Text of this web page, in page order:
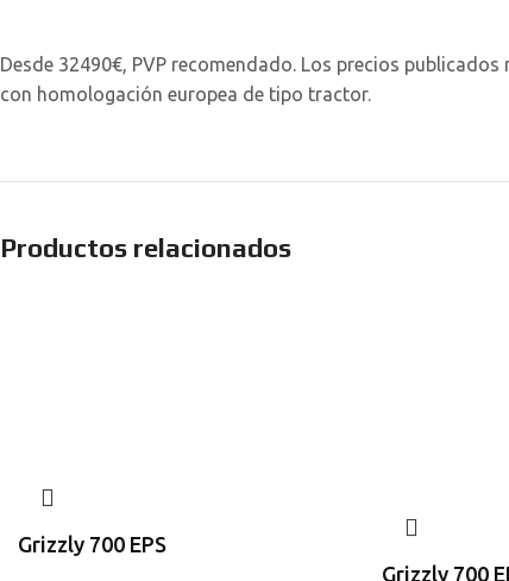
Desde 32490€, PVP recomendado. Los precios
con homologación europea de tipo tractor.
Productos relacionados
Grizzly 700 EPS
Grizzly 700